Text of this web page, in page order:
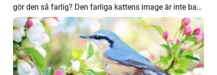
gör den så farlig? Den farliga kattens image är inte bara
en myt...